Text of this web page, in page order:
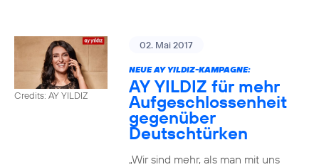
Credits: AY YILDIZ
02. Mai 2017
NEUE AY YILDIZ-KAMPAGNE:
AY YILDIZ für mehr
Aufgeschlossenheit
gegenüber
Deutschtürken
„Wir sind mehr, als man mit uns